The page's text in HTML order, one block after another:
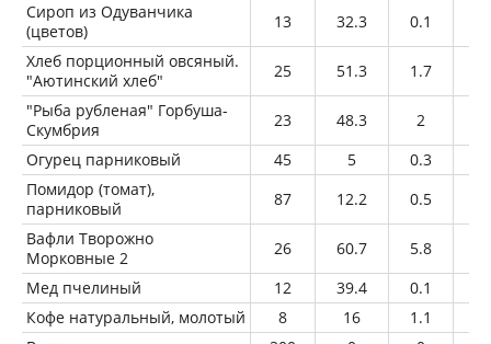
Сироп из Одуванчика
(цветов)
13 32.3 0.1
Хлеб порционный овсяный.
"Аютинский хлеб"
25 51.3 1.7
"Рыба рубленая" Горбуша-
Скумбрия
23 48.3 2
Огурец парниковый
45 5 0.3
Помидор (томат),
парниковый
87 12.2 0.5
Вафли Творожно
Морковные 2
26 60.7 5.8
Мед пчелиный
12 39.4 0.1
Кофе натуральный, молотый
8 16 1.1